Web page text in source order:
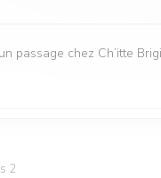
passage chez Ch’itte
2